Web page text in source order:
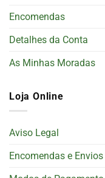
Encomendas
Detalhes da Conta
As Minhas Moradas
Loja Online
Aviso Legal
Encomendas e Envios